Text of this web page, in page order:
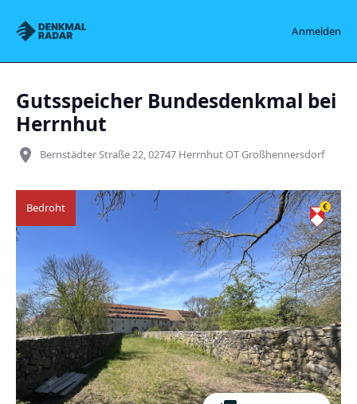
Denkmalradar Anmelden
Gutsspeicher Bundesdenkmal bei
Herrnhut
place Bernstädter Straße 22, 02747 Herrnhut OT Großhennersdorf
Bedroht